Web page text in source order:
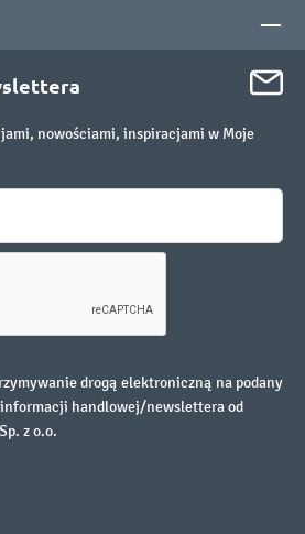
nowościami, inspiracjami w Moje
drogą elektroniczną na podany
handlowej/newslettera od
z o.o.